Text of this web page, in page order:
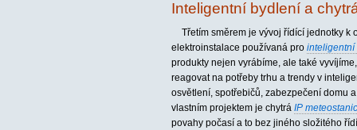
Inteligentní bydlení a
Třetím směrem je vývoj řídící jednotky k
elektroinstalace používaná pro inteligentní
produkty nejen vyrábíme, ale také
reagovat na potřeby trhu a trendy v
osvětlení, spotřebičů, zabezpečení domu
vlastním projektem je chytrá IP
povahy počasí a to bez jiného složitého